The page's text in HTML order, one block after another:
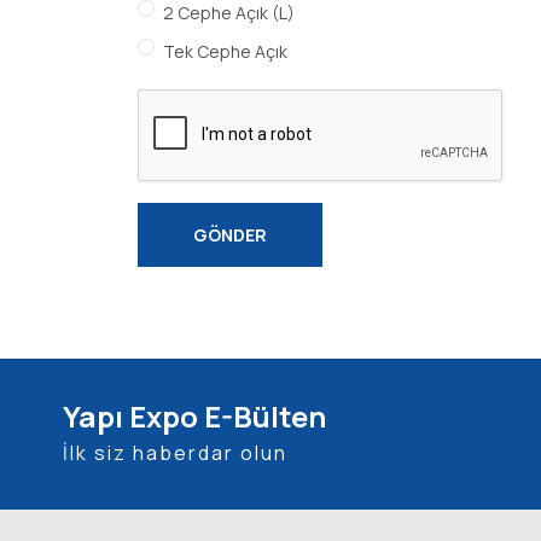
2 Cephe Açık (L)
Tek Cephe Açık
GÖNDER
Yapı Expo E-Bülten
İlk siz haberdar olun